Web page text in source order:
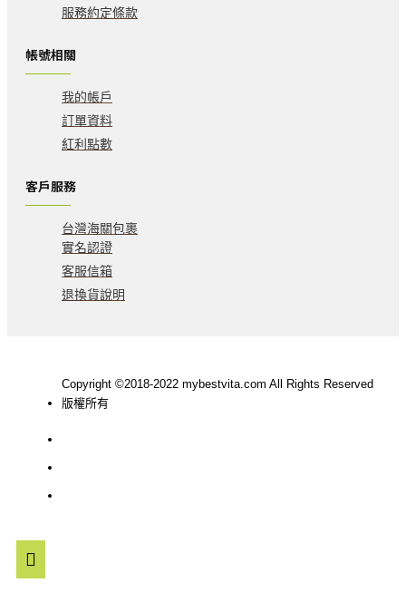
服務約定條款
帳號相關
我的帳戶
訂單資料
紅利點數
客戶服務
台灣海關包裹
實名認證
客服信箱
退換貨說明
Copyright ©2018-2022 mybestvita.com All Rights Reserved
版權所有